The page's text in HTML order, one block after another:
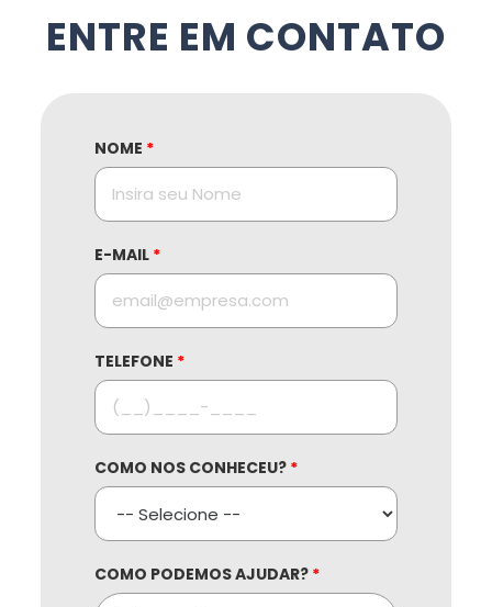
ENTRE EM CONTATO
NOME *
E-MAIL *
TELEFONE *
COMO NOS CONHECEU? *
COMO PODEMOS AJUDAR? *